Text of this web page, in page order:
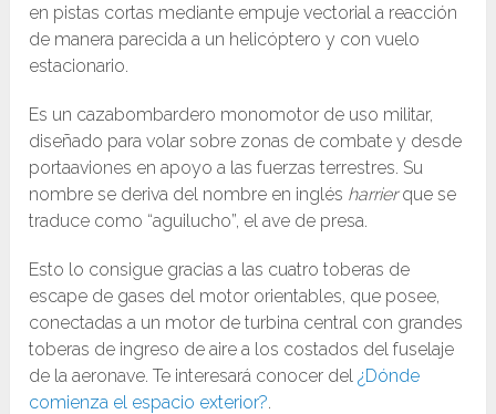
en pistas cortas mediante empuje vectorial a reacción
de manera parecida a un helicóptero y con vuelo
estacionario.
Es un cazabombardero monomotor de uso militar,
diseñado para volar sobre zonas de combate y desde
portaaviones en apoyo a las fuerzas terrestres. Su
nombre se deriva del nombre en inglés harrierque se
traduce como “aguilucho”, el ave de presa.
Esto lo consigue gracias a las cuatro toberas de
escape de gases del motor orientables, que posee,
conectadas a un motor de turbina central con grandes
toberas de ingreso de aire a los costados del fuselaje
de la aeronave. Te interesará conocer del¿Dónde
comienza el espacio exterior?.